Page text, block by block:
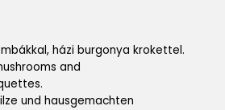
házi burgonya krokettel.
and
und hausgemachten